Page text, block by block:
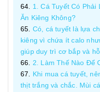
1. Cá Tuyết Có
Ăn Kiêng Không?
Có, cá tuyết là lựa
kiêng vì chứa ít calo
giúp duy trì cơ bắp và
2. Làm Thế Nào Để
Khi mua cá tuyết,
thịt trắng và chắc. Mùi